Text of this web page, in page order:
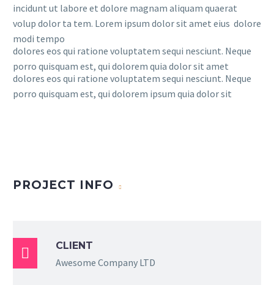
incidunt ut labore et dolore magnam aliquam quaerat
volup dolor ta tem. Lorem ipsum dolor sit amet eius dolore
modi tempo
dolores eos qui ratione voluptatem sequi nesciunt. Neque
porro quisquam est, qui dolorem quia dolor sit amet
dolores eos qui ratione voluptatem sequi nesciunt. Neque
porro quisquam est, qui dolorem ipsum quia dolor sit
PROJECT INFO
 CLIENT
Awesome Company LTD